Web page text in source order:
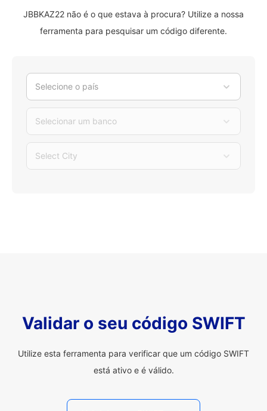
JBBKAZ22 não é o que estava à procura? Utilize a nossa
ferramenta para pesquisar um código diferente.
Selecione o país
Selecionar um banco
Select City
Validar o seu código SWIFT
Utilize esta ferramenta para verificar que um código SWIFT
está ativo e é válido.